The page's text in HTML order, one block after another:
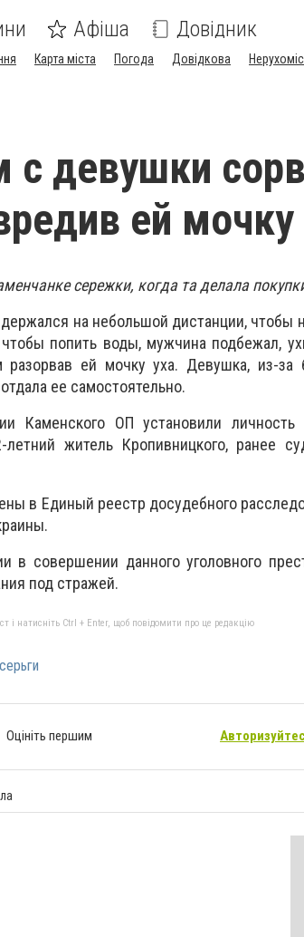
Афіша Довідник
Карта міста Погода Довідкова
девушки
ей мочку
сережки, когда та делала
на небольшой дистанции, чтобы
попить воды, мужчина подбежал,
ей мочку уха. Девушка, из-за
ее самостоятельно.
Каменского ОП установили
житель Кропивницкого, ранее
в Единый реестр досудебного
совершении данного уголовного
под стражей.
і натисніть Ctrl + Enter, щоб повідомити про це редакцію
Оцініть першим